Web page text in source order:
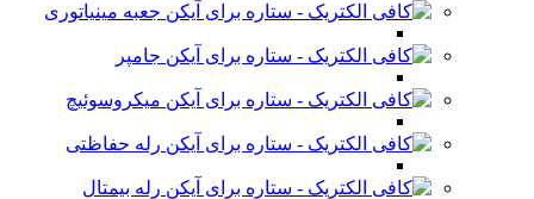
جعبه مینیاتوری
جامپر
میکروسوئیچ
رله حفاظتی
رله بیمتال